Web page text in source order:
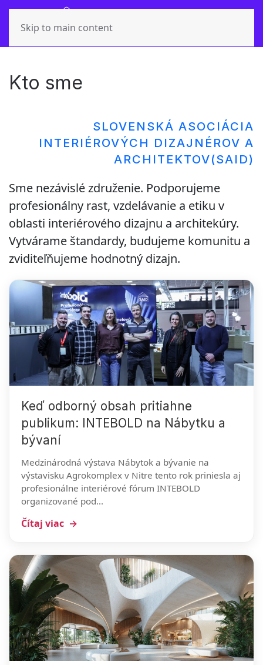
Skip to main content
Kto sme
SLOVENSKÁ ASOCIÁCIA
INTERIÉROVÝCH DIZAJNÉROV A
ARCHITEKTOV(SAID)
Sme nezávislé združenie. Podporujeme
profesionálny rast, vzdelávanie a etiku v
oblasti interiérového dizajnu a architekúry.
Vytvárame štandardy, budujeme komunitu a
zviditeľňujeme hodnotný dizajn.
Keď odborný obsah pritiahne
publikum: INTEBOLD na Nábytku a
bývaní
Medzinárodná výstava Nábytok a bývanie na
výstavisku Agrokomplex v Nitre tento rok priniesla aj
profesionálne interiérové fórum INTEBOLD
organizované pod...
Čítaj viac